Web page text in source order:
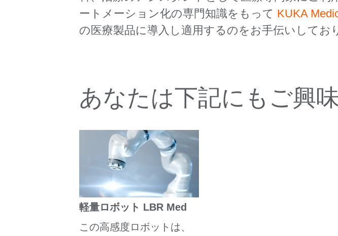
ートメーション化の専門知識をもって KUKA
の医療製品に導入し適用するのをお手伝いしてお
あなたは下記にもご興
軽量ロボット LBR Med
この高感度ロボットは、